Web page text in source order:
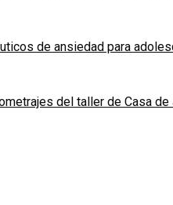
de ansiedad para
del taller de Casa